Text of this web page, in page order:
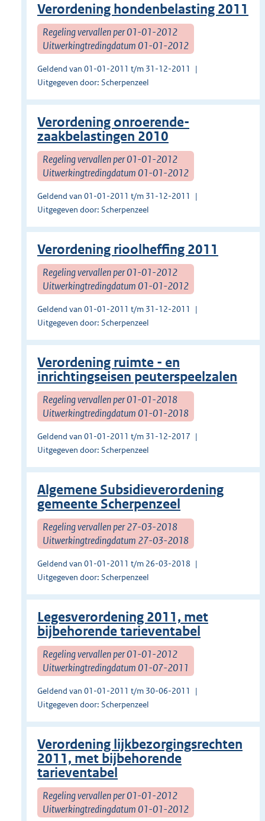
Verordening hondenbelasting 2011
Regeling vervallen per 01-01-2012
Uitwerkingtredingdatum 01-01-2012
Geldend van 01-01-2011 t/m 31-12-2011
Uitgegeven door: Scherpenzeel
Verordening onroerende-
zaakbelastingen 2010
Regeling vervallen per 01-01-2012
Uitwerkingtredingdatum 01-01-2012
Geldend van 01-01-2011 t/m 31-12-2011
Uitgegeven door: Scherpenzeel
Verordening rioolheffing 2011
Regeling vervallen per 01-01-2012
Uitwerkingtredingdatum 01-01-2012
Geldend van 01-01-2011 t/m 31-12-2011
Uitgegeven door: Scherpenzeel
Verordening ruimte - en
inrichtingseisen peuterspeelzalen
Regeling vervallen per 01-01-2018
Uitwerkingtredingdatum 01-01-2018
Geldend van 01-01-2011 t/m 31-12-2017
Uitgegeven door: Scherpenzeel
Algemene Subsidieverordening
gemeente Scherpenzeel
Regeling vervallen per 27-03-2018
Uitwerkingtredingdatum 27-03-2018
Geldend van 01-01-2011 t/m 26-03-2018
Uitgegeven door: Scherpenzeel
Legesverordening 2011, met
bijbehorende tarieventabel
Regeling vervallen per 01-01-2012
Uitwerkingtredingdatum 01-07-2011
Geldend van 01-01-2011 t/m 30-06-2011
Uitgegeven door: Scherpenzeel
Verordening lijkbezorgingsrechten
2011, met bijbehorende
tarieventabel
Regeling vervallen per 01-01-2012
Uitwerkingtredingdatum 01-01-2012